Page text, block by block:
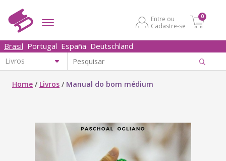
Entre ou
Cadastre-se
0
Brasil Portugal España Deutschland
Home / Livros / Manual do bom médium